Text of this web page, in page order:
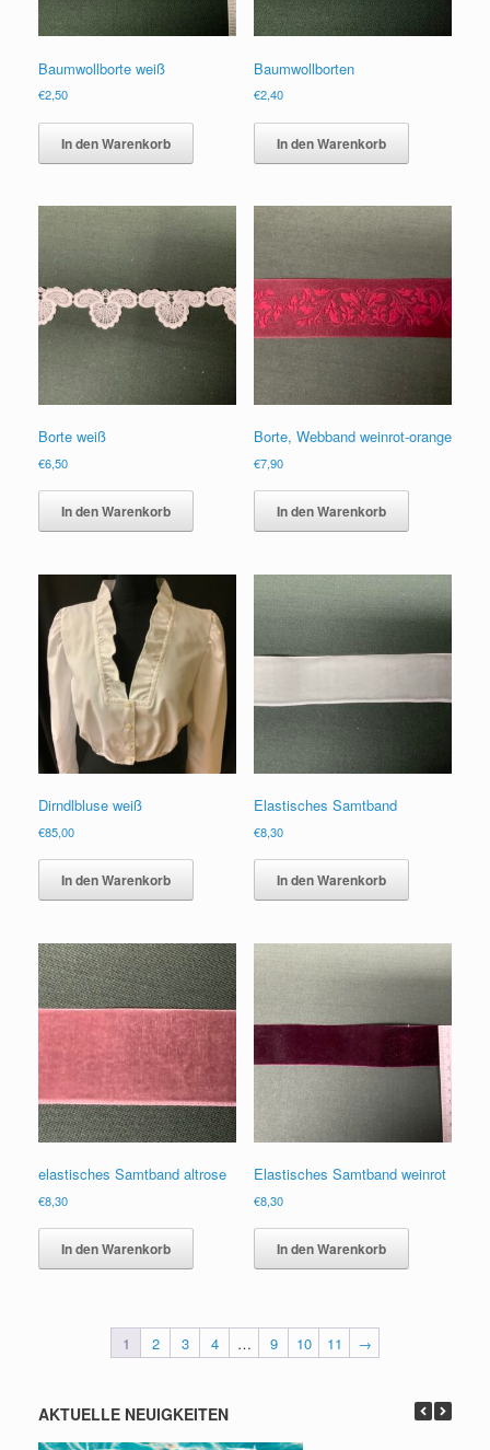
Baumwollborte weiß
€2,50
In den Warenkorb
Baumwollborten
€2,40
In den Warenkorb
Borte weiß
€6,50
In den Warenkorb
Borte, Webband weinrot-orange
€7,90
In den Warenkorb
Dirndlbluse weiß
€85,00
In den Warenkorb
Elastisches Samtband
€8,30
In den Warenkorb
elastisches Samtband altrose
€8,30
In den Warenkorb
Elastisches Samtband weinrot
€8,30
In den Warenkorb
1 2 3 4 … 9 10 11 →
AKTUELLE NEUIGKEITEN